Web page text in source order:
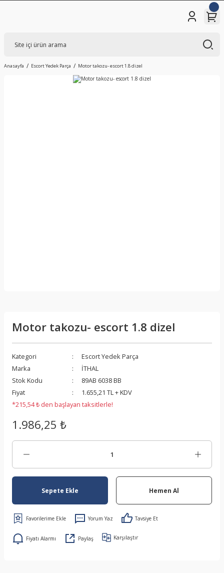
Anasayfa Escort Yedek Parça Motor takozu- escort 1.8 dizel
Motor takozu- escort 1.8 dizel
Kategori
Escort Yedek Parça
Marka
İTHAL
Stok Kodu
89AB 6038 BB
Fiyat
1.655,21 TL + KDV
*215,54 ₺ den başlayan taksitlerle!
1.986,25 ₺
Sepete Ekle Hemen Al
Yorum Yaz Tavsiye Et
Fiyatı Alarmı Paylaş Karşılaştır